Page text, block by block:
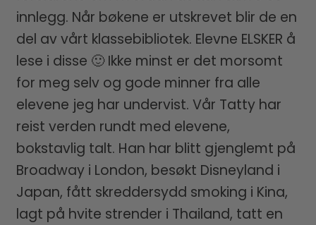
innlegg. Når bøkene er utskrevet blir de en
del av vårt klassebibliotek. Elevne ELSKER å
lese i disse 🙂 Ikke minst er det morsomt
for meg selv og gode minner fra alle
elevene jeg har undervist. Vår Tatty har
reist verden rundt med elevene,
bokstavlig talt. Han har blitt gjenglemt på
Broadway i London, besøkt Disneyland i
Japan, fått skreddersydd smoking i Kina,
lagt på hvite strender i Thailand, tatt en